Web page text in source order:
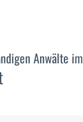
Anwälte im